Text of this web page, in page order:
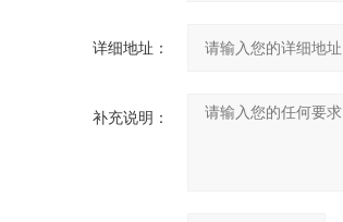
详细地址：
补充说明：